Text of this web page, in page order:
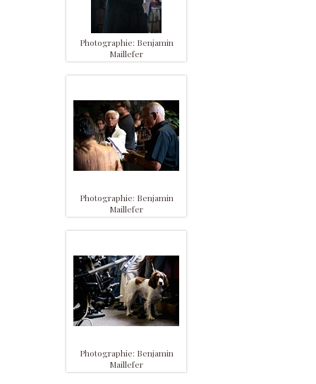
Photographie: Benjamin
Maillefer
Photographie: Benjamin
Maillefer
Photographie: Benjamin
Maillefer